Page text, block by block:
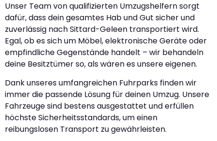
Unser Team von qualifizierten Umzugshelfern sorgt
dafür, dass dein gesamtes Hab und Gut sicher und
zuverlässig nach Sittard-Geleen transportiert wird.
Egal, ob es sich um Möbel, elektronische Geräte oder
empfindliche Gegenstände handelt – wir behandeln
deine Besitztümer so, als wären es unsere eigenen.
Dank unseres umfangreichen Fuhrparks finden wir
immer die passende Lösung für deinen Umzug. Unsere
Fahrzeuge sind bestens ausgestattet und erfüllen
höchste Sicherheitsstandards, um einen
reibungslosen Transport zu gewährleisten.